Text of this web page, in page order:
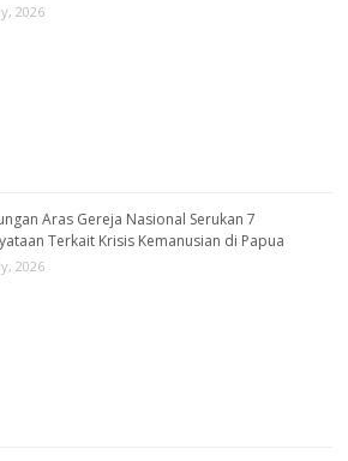
2026
Aras Gereja Nasional Serukan 7
Terkait Krisis Kemanusian di Papua
2026